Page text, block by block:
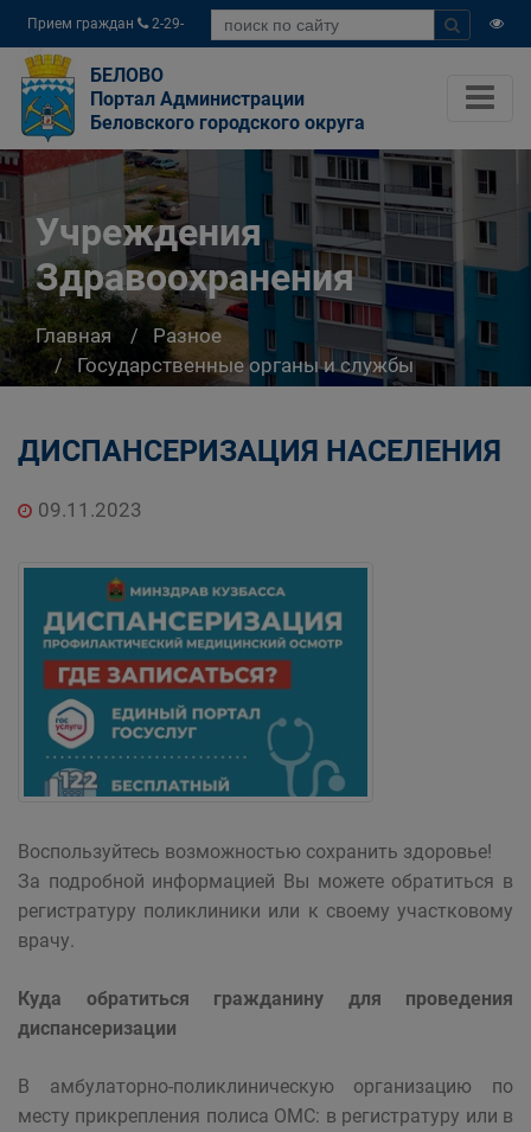
Прием граждан
2-29-
04
БЕЛОВО
Портал Администрации
Беловского городского округа
Учреждения
Здравоохранения
Главная
Разное
Государственные органы и службы
информируют
ДИСПАНСЕРИЗАЦИЯ НАСЕЛЕНИЯ
09.11.2023
Воспользуйтесь возможностью сохранить здоровье!
За подробной информацией Вы можете обратиться в
регистратуру поликлиники или к своему участковому
врачу.
Куда обратиться гражданину для проведения
диспансеризации
В амбулаторно-поликлиническую организацию по
месту прикрепления полиса ОМС: в регистратуру или в